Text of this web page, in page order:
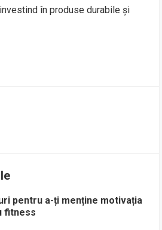
în produse durabile și
pentru a-ți menține motivația
fitness